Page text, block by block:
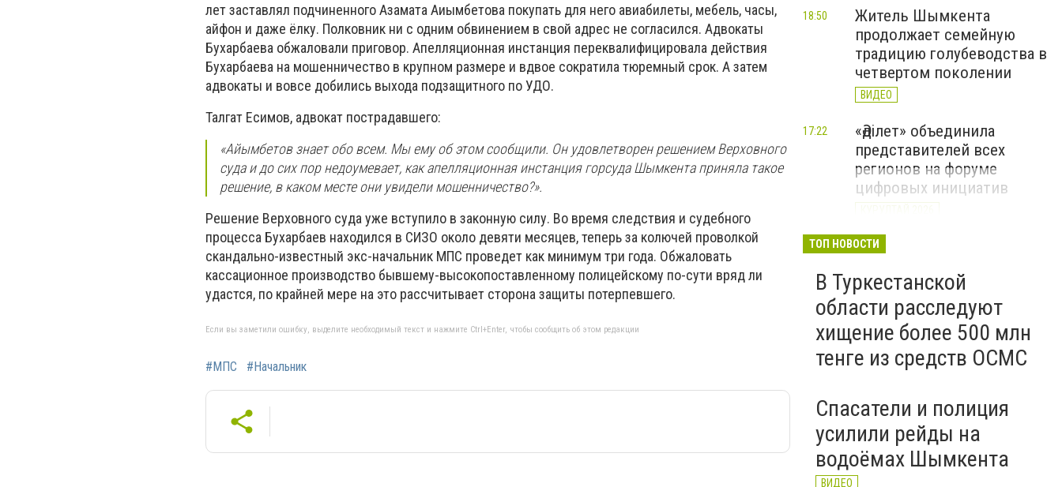
лет заставлял подчиненного Азамата Аиымбетова покупать для него авиабилеты, мебель, часы,
айфон и даже ёлку. Полковник ни с одним обвинением в свой адрес не согласился. Адвокаты
Бухарбаева обжаловали приговор. Апелляционная инстанция переквалифицировала действия
Бухарбаева на мошенничество в крупном размере и вдвое сократила тюремный срок. А затем
адвокаты и вовсе добились выхода подзащитного по УДО.
Талгат Есимов, адвокат пострадавшего:
«Айымбетов знает обо всем. Мы ему об этом сообщили. Он удовлетворен решением Верховного
суда и до сих пор недоумевает, как апелляционная инстанция горсуда Шымкента приняла такое
решение, в каком месте они увидели мошенничество?».
Решение Верховного суда уже вступило в законную силу. Во время следствия и судебного
процесса Бухарбаев находился в СИЗО около девяти месяцев, теперь за колючей проволкой
скандально-известный экс-начальник МПС проведет как минимум три года. Обжаловать
кассационное производство бывшему-высокопоставленному полицейскому по-сути вряд ли
удастся, по крайней мере на это рассчитывает сторона защиты потерпевшего.
Если вы заметили ошибку, выделите необходимый текст и нажмите Ctrl+Enter, чтобы сообщить об этом редакции
#МПС #Начальник
Житель Шымкента
продолжает семейную
традицию голубеводства в
четвертом поколении
ВИДЕО
18:50
«Әділет» объединила
представителей всех
регионов на форуме
цифровых инициатив
17:22
В Казахстане назвали
высокооплачиваемые
вакансии июля
12:15
ТОП НОВОСТИ
В Туркестанской
области расследуют
хищение более 500 млн
тенге из средств ОСМС
Спасатели и полиция
усилили рейды на
водоёмах Шымкента
ВИДЕО